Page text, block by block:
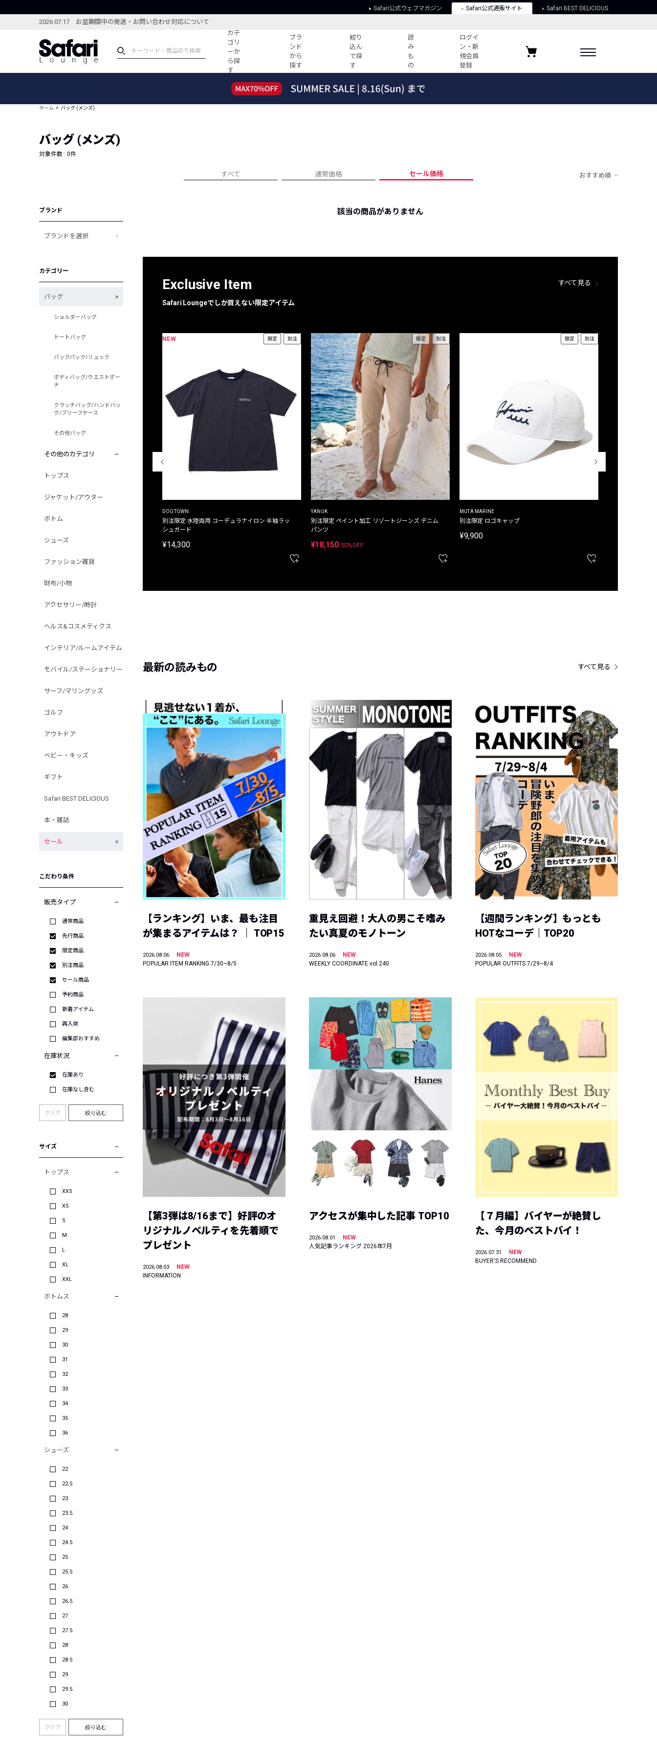
Safari公式ウェブマガジン Safari公式通販サイト Safari BEST DELICIOUS
2026.07.17 お盆期間中の発送・お問い合わせ対応について
カテ
ゴリ
ーか
ら探
す
ブラ
ンド
から
探す
絞り
込ん
で探
す
読
み
も
の
ログイ
ン・新
規会員
登録
ブランドから探す
新着アイテム
編集部のおすすめアイテム
すべての記事
人気記事ランキング
フォーカスブランド
プライバシーポリシー
お気に入りブランド
ホーム バッグ (メンズ)
バッグ (メンズ)
対象件数 : 0件
すべて 通常価格 セール価格 おすすめ順
ブランド
ブランドを選択
カテゴリー
バッグ
ショルダーバッグ
トートバッグ
バックパック/リュック
ボディバッグ/ウエストポー
チ
クラッチバッグ/ハンドバッ
グ/ブリーフケース
その他バッグ
その他のカテゴリ
トップス
ジャケット/アウター
ボトム
シューズ
ファッション雑貨
財布/小物
アクセサリー/時計
ヘルス&コスメティクス
インテリア/ルームアイテム
モバイル/ステーショナリー
サーフ/マリングッズ
ゴルフ
アウトドア
ベビー・キッズ
ギフト
Safari BEST DELICIOUS
本・雑誌
セール
こだわり条件
販売タイプ
通常商品
先行商品
限定商品
別注商品
セール商品
予約商品
新着アイテム
再入荷
編集部おすすめ
在庫状況
在庫あり
在庫なし含む
クリア 絞り込む
サイズ
トップス
XXS
XS
S
M
L
XL
XXL
ボトムス
28
29
30
31
32
33
34
35
36
シューズ
22
22.5
23
23.5
24
24.5
25
25.5
26
26.5
27
27.5
28
28.5
29
29.5
30
クリア 絞り込む
該当の商品がありません
Exclusive Item
Safari Loungeでしか買えない限定アイテム
すべて見る
別注限定 ピグメントダイ バックプリント サーフ
NEW 限定 別注
DOGTOWN
別注限定 水陸両用 コーデュラナイロン 半袖ラッ
シュガード
¥14,300
限定 別注
YANUK
別注限定 ペイント加工 リゾートジーンズ デニム
パンツ
¥18,150 50%OFF
限定 別注
MUTA MARINE
別注限定 ロゴキャップ
¥9,900
最新の読みもの すべて見る
【ランキング】いま、最も注目
が集まるアイテムは？ ｜ TOP15
2026.08.06
NEW
POPULAR ITEM RANKING 7/30~8/5
重見え回避！大人の男こそ嗜み
たい真夏のモノトーン
2026.08.06
NEW
WEEKLY COORDINATE vol.240
【週間ランキング】もっとも
HOTなコーデ｜TOP20
2026.08.05
NEW
POPULAR OUTFITS 7/29~8/4
【第3弾は8/16まで】好評のオ
リジナルノベルティを先着順で
プレゼント
2026.08.03
NEW
INFORMATION
アクセスが集中した記事 TOP10
2026.08.01
NEW
人気記事ランキング 2026年7月
【７月編】バイヤーが絶賛し
た、今月のベストバイ！
2026.07.31
NEW
BUYER'S RECOMMEND